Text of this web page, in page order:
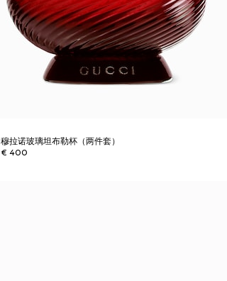
穆拉诺玻璃坦布勒杯（两件套）
€ 400